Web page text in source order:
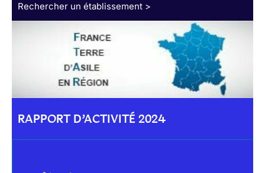
Rechercher un établissement >
RAPPORT D’ACTIVITÉ 2024